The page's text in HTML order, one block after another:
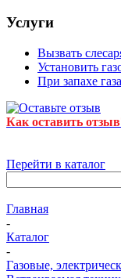
Услуги
Вызвать
Установить
При запахе газа
Как оставить
Перейти в каталог
Главная
-
Каталог
-
Газовые,